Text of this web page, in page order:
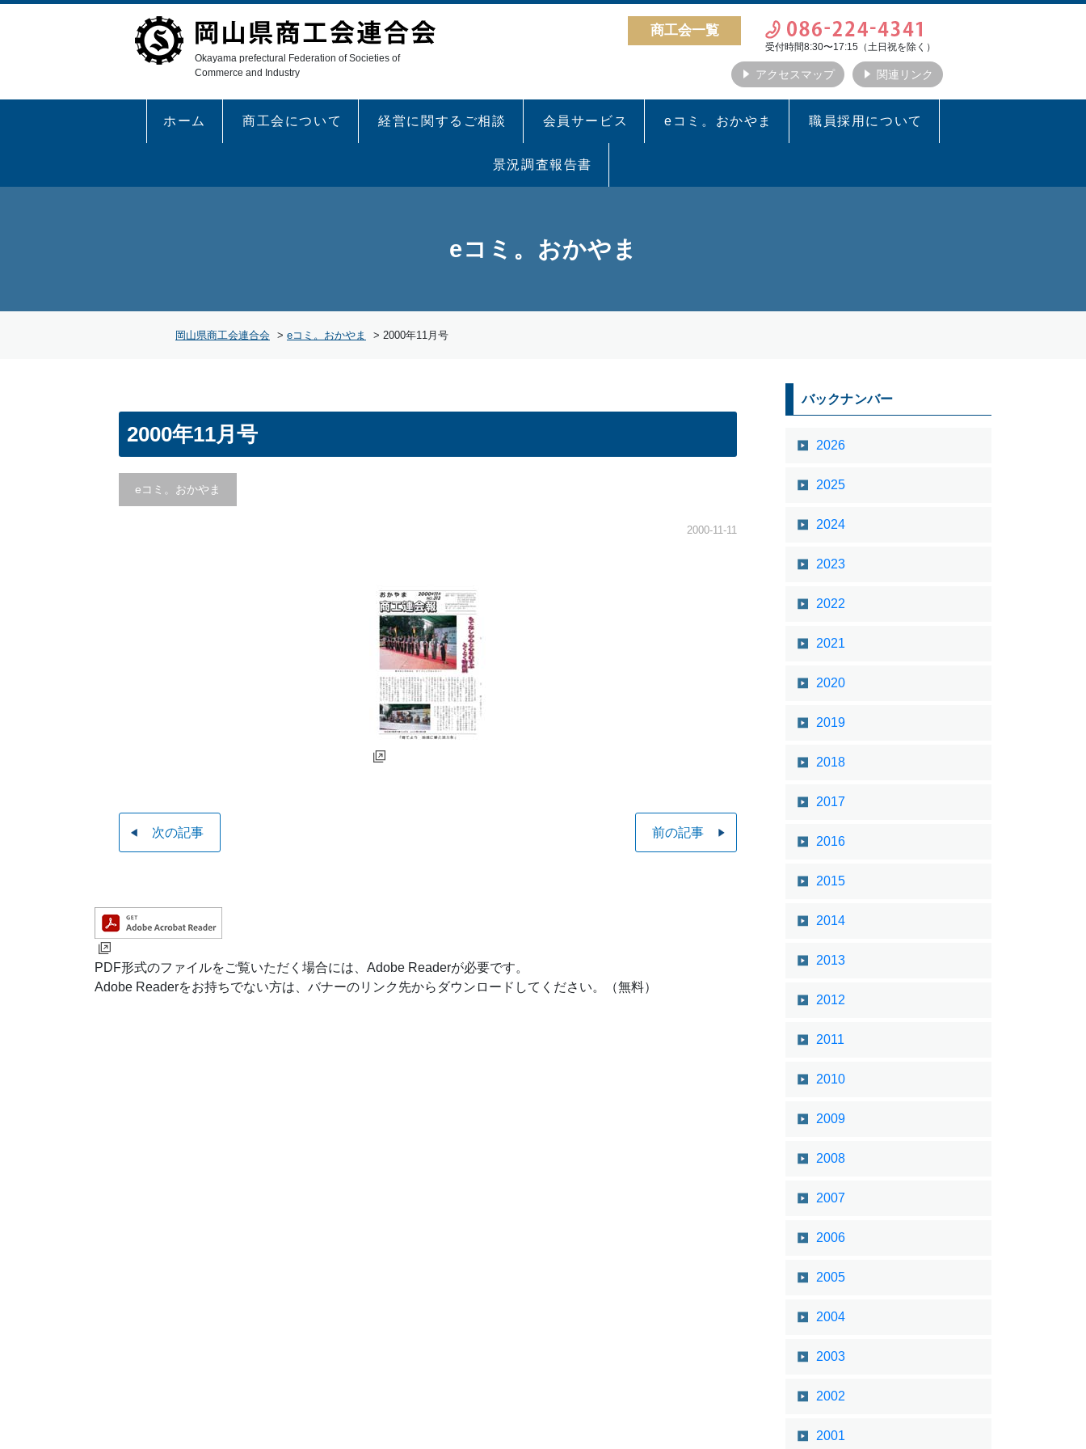
Okayama prefectural Federation of Societies of
Commerce and Industry
商工会一覧
受付時間8:30〜17:15（土日祝を除く）
関連リンク
アクセスマップ
ホーム 商工会について 経営に関するご相談 会員サービス eコミ。おかやま 職員採用について
景況調査報告書
eコミ。おかやま
岡山県商工会連合会 > eコミ。おかやま > 2000年11月号
2000年11月号
eコミ。おかやま
2000-11-11
次の記事 前の記事
PDF形式のファイルをご覧いただく場合には、Adobe Readerが必要です。
Adobe Readerをお持ちでない方は、バナーのリンク先からダウンロードしてください。（無料）
バックナンバー
2026
2025
2024
2023
2022
2021
2020
2019
2018
2017
2016
2015
2014
2013
2012
2011
2010
2009
2008
2007
2006
2005
2004
2003
2002
2001